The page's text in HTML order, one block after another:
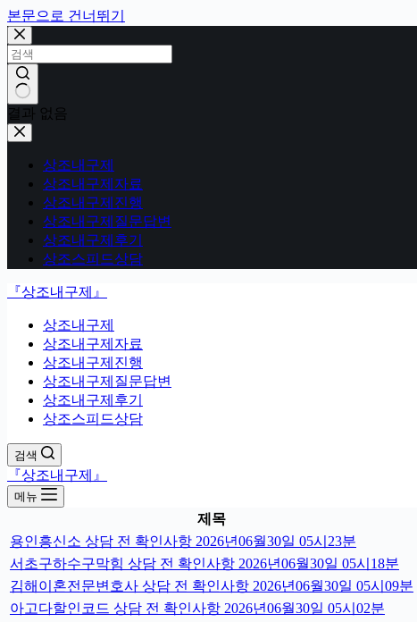
본문으로 건너뛰기
결과 없음
상조내구제
상조내구제자료
상조내구제진행
상조내구제질문답변
상조내구제후기
상조스피드상담
『상조내구제』
상조내구제
상조내구제자료
상조내구제진행
상조내구제질문답변
상조내구제후기
상조스피드상담
검색
『상조내구제』
메뉴
제목
용인흥신소 상담 전 확인사항 2026년06월30일 05시23분
서초구하수구막힘 상담 전 확인사항 2026년06월30일 05시18분
김해이혼전문변호사 상담 전 확인사항 2026년06월30일 05시09분
아고다할인코드 상담 전 확인사항 2026년06월30일 05시02분